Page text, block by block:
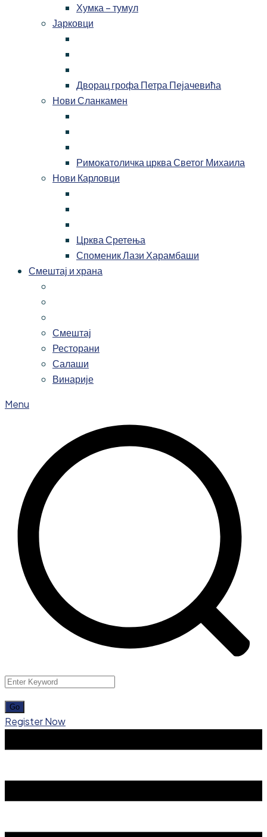
Хумка – тумул
Јарковци
Дворац грофа Петра Пејачевића
Нови Сланкамен
Римокатоличка црква Светог Михаила
Нови Карловци
Црква Сретења
Споменик Лази Харамбаши
Смештај и храна
Смештај
Ресторани
Салаши
Винарије
Menu
Register Now